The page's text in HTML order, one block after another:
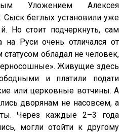
Уложением Алексея
Сыск беглых установили уже
Но стоит подчеркнуть, сам
на Руси очень отличался от
обладал не человек,
Живущие здесь
и платили подати
или церковные вотчины. А
дворянам не насовсем, а
Через каждые 2–3 года
могли отойти к другому